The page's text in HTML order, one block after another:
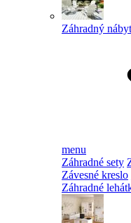
Záhradný
menu
Záhradné sety
Závesné kreslo
Záhradné